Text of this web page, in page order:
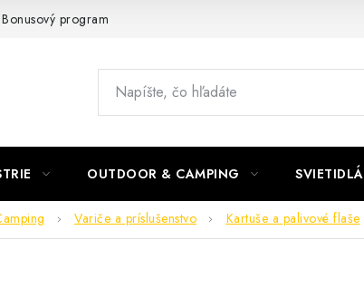
Bonusový program
OUTDOOR & CAMPING SVIETIDLÁ
Variče a príslušenstvo Kartuše a palivové flaše